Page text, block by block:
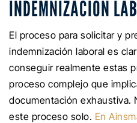
INDEMNIZACIÓN
El proceso para solicitar y
indemnización laboral es
conseguir realmente estas
proceso complejo que
documentación exhaustiva.
este proceso solo. En